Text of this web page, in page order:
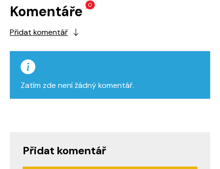
Komentáře 0
Přidat komentář
Zatím zde není žádný komentář.
Přidat komentář